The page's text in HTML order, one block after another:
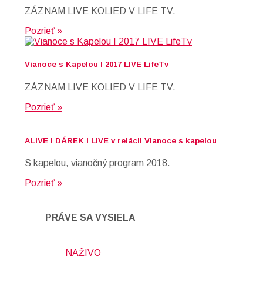
ZÁZNAM LIVE KOLIED V LIFE TV.
Pozrieť »
Vianoce s Kapelou I 2017 LIVE LifeTv
ZÁZNAM LIVE KOLIED V LIFE TV.
Pozrieť »
ALIVE I DÁREK I LIVE v relácii Vianoce s kapelou
S kapelou, vianočný program 2018.
Pozrieť »
PRÁVE SA VYSIELA
NAŽIVO